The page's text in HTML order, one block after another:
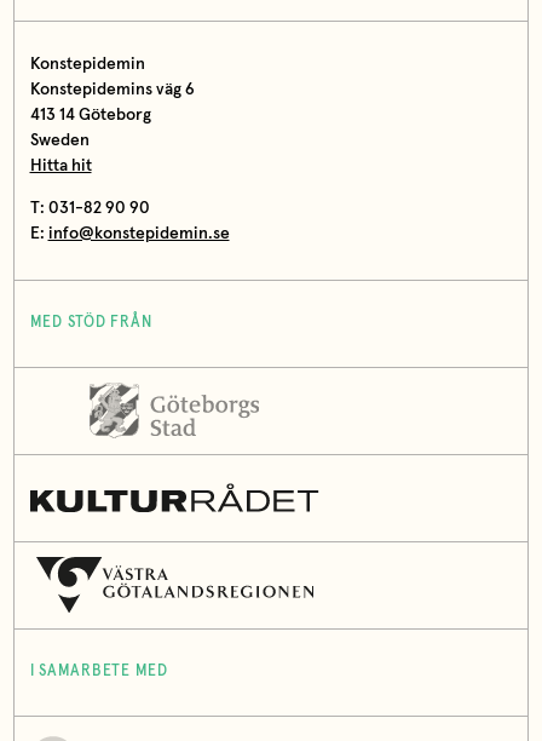
Konstepidemin
Konstepidemins väg 6
413 14 Göteborg
Sweden
Hitta hit
T: 031-82 90 90
E: info@konstepidemin.se
MED STÖD FRÅN
I SAMARBETE MED